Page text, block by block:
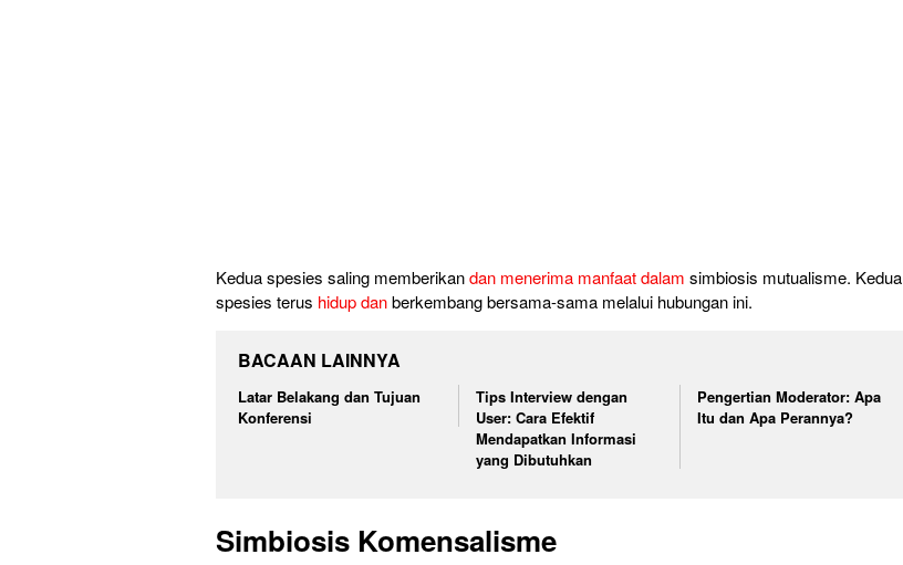
Kedua spesies saling memberikandan menerima manfaat dalam simbiosis mutualisme. Kedua
spesies terus hidup danberkembang bersama-sama melalui hubungan ini.
BACAAN LAINNYA
Latar Belakang dan Tujuan
Konferensi
Tips Interview dengan
User: Cara Efektif
Mendapatkan Informasi
yang Dibutuhkan
Pengertian Moderator: Apa
Itu dan Apa Perannya?
Simbiosis Komensalisme